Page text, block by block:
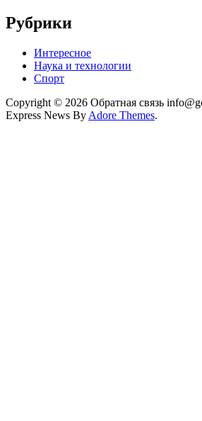
Рубрики
Интересное
Наука и технологии
Спорт
Copyright © 2026 Обратная связь
Express News By Adore Themes.